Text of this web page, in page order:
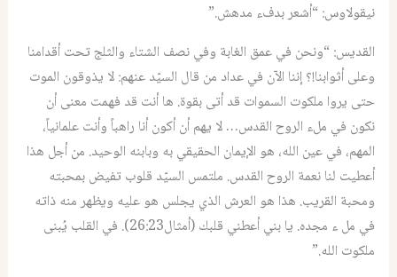
نيقولاوس: “أشعر بدفء مدهش.”
القديس: “ونحن في عمق الغابة وفي نصف الشتاء والثلج تحت أقدامنا
وعلى أثوابنا!؟ إننا الآن في عداد من قال السيّد عنهم:لا يذوقون الموت
حتى يروا ملكوت السموات قد أتى بقوة. ها أنت قد فهمت معنى أن
نكون في ملء الروح القدس…لا يهم أن أكون أنا راهباً وأنت علمانياً،
المهم، في عين الله، هو الإيمان الحقيقي به وبابنه الوحيد. من أجل هذا
أعطيت لنا نعمة الروح القدس. ملتمس السيّد قلوب تفيض بمحبته
ومحبة القريب. هذا هو العرش الذي يجلس هو عليه ويظهر منه ذاته
في مل ء مجده. يا بني أعطني قلبك(أمثال26:23‏). في القلب يُبنى
ملكوت الله.”